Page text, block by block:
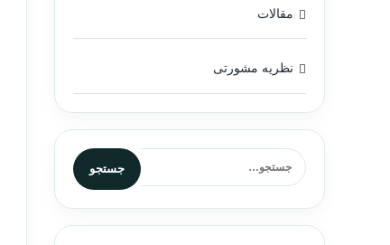
مقالات
نظریه مشورتی
جستجو برای:
جستجو